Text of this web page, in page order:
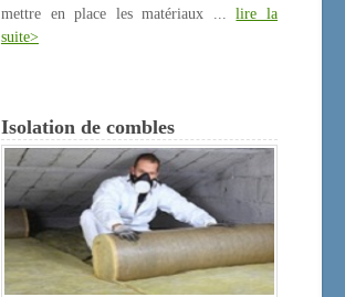
mettre en place les matériaux ...lire la
suite>
Isolation de combles